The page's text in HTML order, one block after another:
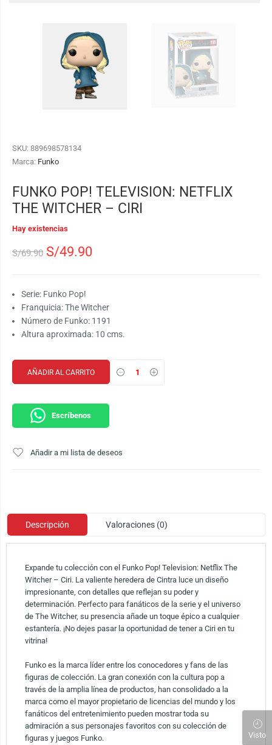
SKU: 889698578134
Marca: Funko
FUNKO POP! TELEVISION: NETFLIX
THE WITCHER – CIRI
Hay existencias
S/69.90 S/49.90
Serie: Funko Pop!
Franquicia: The Witcher
Número de Funko: 1191
Altura aproximada: 10 cms.
AÑADIR AL CARRITO
Escríbenos
Añadir a mi lista de deseos
Descripción Valoraciones (0)
Expande tu colección con el Funko Pop! Television: Netflix The
Witcher – Ciri. La valiente heredera de Cintra luce un diseño
impresionante, con detalles que reflejan su poder y
determinación. Perfecto para fanáticos de la serie y el universo
de The Witcher, su presencia añade un toque épico a cualquier
estantería. ¡No dejes pasar la oportunidad de tener a Ciri en tu
vitrina!
Funko es la marca líder entre los conocedores y fans de las
figuras de colección. La gran conexión con la cultura pop a
través de la amplia línea de productos, han consolidado a la
marca como el mayor propietario de licencias del mundo y los
fanáticos del entretenimiento pueden mostrar toda su
admiración a sus personajes favoritos con su colección de
figuras y juegos Funko.
Visto